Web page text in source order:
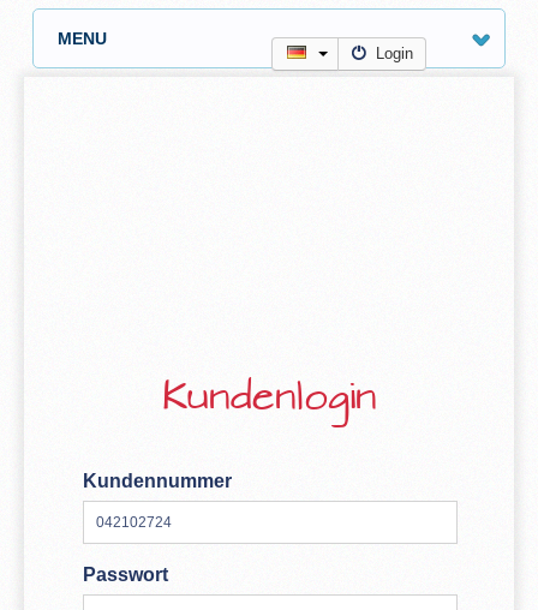
MENU
Login
Kundenlogin
Kundennummer
Passwort